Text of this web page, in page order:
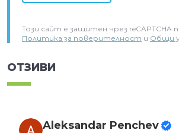
Този сайт е защитен чрез reCAPTCHA
Политика за поверителност и Общи
ОТЗИВИ
Aleksandar Penchev